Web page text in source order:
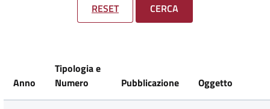
RESET CERCA
Anno
Tipologia e
Numero
Pubblicazione Oggetto